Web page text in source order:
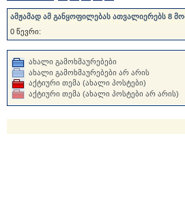
ამჟამად ამ განყოფილებას ათვალიერებს 8
0 წევრი:
ახალი გამოხმაურებები
ახალი გამოხმაურებები არ არის
აქტიური თემა (ახალი პოსტები)
აქტიური თემა (ახალი პოსტები არ არის)